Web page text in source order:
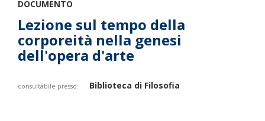
DOCUMENTO
Lezione sul tempo della
corporeità nella genesi
dell'opera d'arte
consultabile presso: Biblioteca di Filosofia